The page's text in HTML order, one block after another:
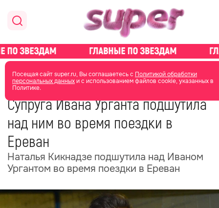
Посещая сайт super.ru, Вы соглашаетесь с Политикой обработки
персональных данныхи с использованием файлов cookie, указанных в
Политике.
главная новости о звездах новости
05 февраля
Супруга Ивана Урганта подшутила
над ним во время поездки в
Ереван
Наталья Кикнадзе подшутила над Иваном
Ургантом во время поездки в Ереван